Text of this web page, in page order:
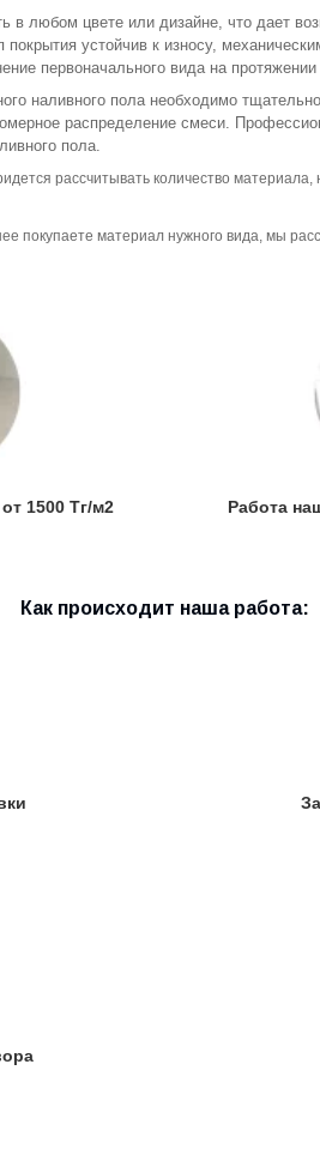
в любом цвете или дизайне, что дает
устойчив к износу,
первоначального вида на
наливного пола необходимо
распределение смеси.
пола.
рассчитывать количество
покупаете материал нужного вида, мы
1500 Тг/м2 Работа
Как происходит наша работа: